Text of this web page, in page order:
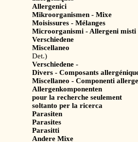
Allergenici
Mikroorganismen - Mixe
Moisissures - Mélanges
Microorganismi - Allergeni misti
Verschiedene
Miscellaneo
Det.)
Verschiedene -
Divers - Composants
Miscellaneo - Componenti
Allergenkomponenten
pour la recherche seulement
soltanto per la ricerca
Parasiten
Parasites
Parasitti
Andere Mixe